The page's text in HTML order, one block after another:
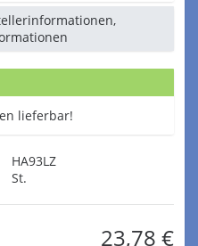
lieferbar!
HA93LZ
St.
23,78 €